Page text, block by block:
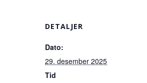
DETALJER
Dato:
29. desember 2025
Tid